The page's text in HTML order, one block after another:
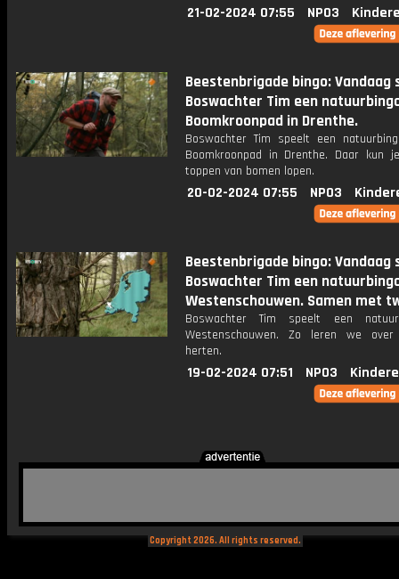
21-02-2024 07:55 NPO3
Beestenbrigade bingo: Vandaag
Boswachter Tim een
Boomkroonpad in Drenthe.
Boswachter Tim speelt een
Boomkroonpad in Drenthe. Daar kun
toppen van bomen lopen.
20-02-2024 07:55 NPO3
Beestenbrigade bingo: Vandaag
Boswachter Tim een
Westenschouwen. Samen met
Boswachter Tim speelt een
Westenschouwen. Zo leren we over
herten.
19-02-2024 07:51 NPO3
Copyright 2026. All rights reserved.